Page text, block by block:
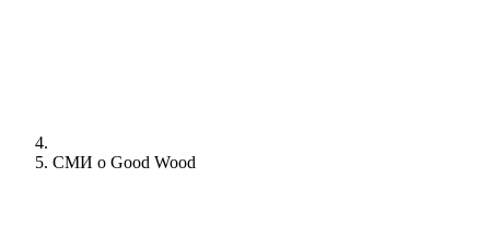
СМИ о Good Wood